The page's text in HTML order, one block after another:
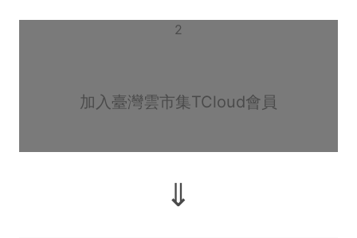
2
加入臺灣雲市集TCloud會員
⇓